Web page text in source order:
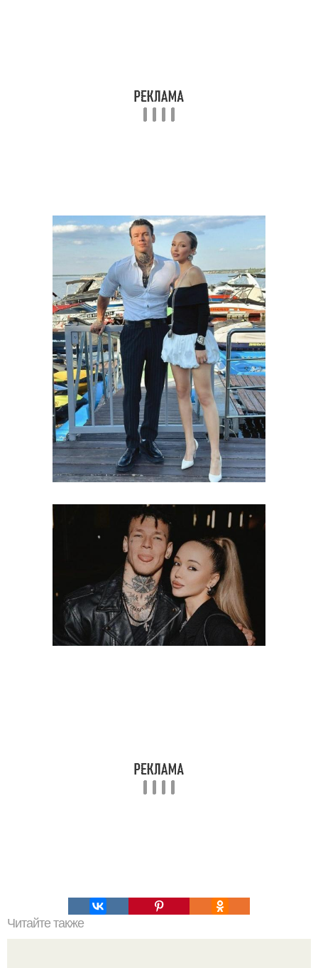
Читайте также